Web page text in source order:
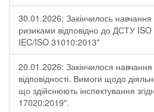
30.01.2026: Закінчилось
ризиками відповідно до ДСТУ
IEC/ISO 31010:2013"
20.01.2026: Закінчилося
відповідності. Вимоги щодо
що здійснюють інспектування
17020:2019".